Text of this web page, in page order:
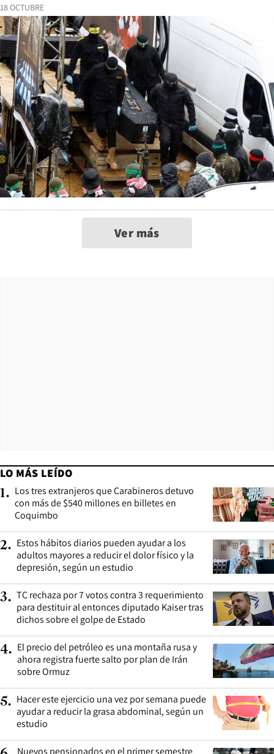
18 OCTUBRE
Ver más
LO MÁS LEÍDO
1. Los tres extranjeros que Carabineros detuvo
con más de $540 millones en billetes en
Coquimbo
2. Estos hábitos diarios pueden ayudar a los
adultos mayores a reducir el dolor físico y la
depresión, según un estudio
3. TC rechaza por 7 votos contra 3 requerimiento
para destituir al entonces diputado Kaiser tras
dichos sobre el golpe de Estado
4. El precio del petróleo es una montaña rusa y
ahora registra fuerte salto por plan de Irán
sobre Ormuz
5. Hacer este ejercicio una vez por semana puede
ayudar a reducir la grasa abdominal, según un
estudio
Nuevos pensionados en el primer semestre